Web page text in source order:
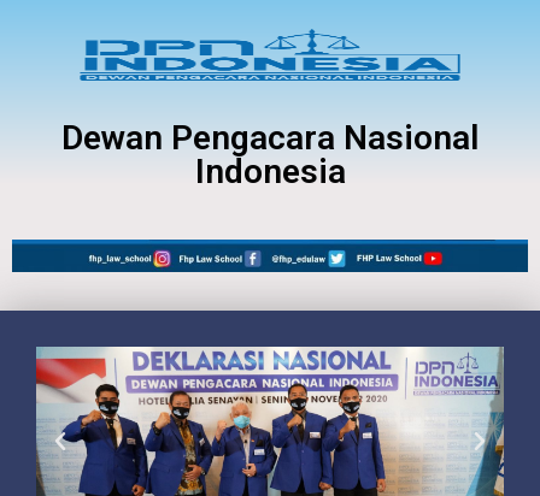
Dewan Pengacara Nasional
Indonesia